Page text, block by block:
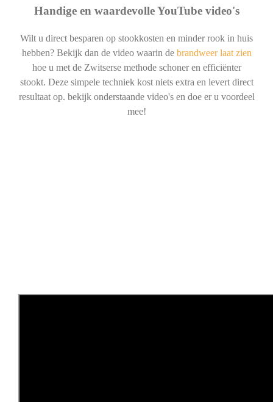
Handige en waardevolle YouTube video's
Wilt u direct besparen op stookkosten en minder rook in huis
hebben? Bekijk dan de video waarin de brandweer laat zien
hoe u met de Zwitserse methode schoner en efficiënter
stookt. Deze simpele techniek kost niets extra en levert direct
resultaat op. bekijk onderstaande video's en doe er u voordeel
mee!